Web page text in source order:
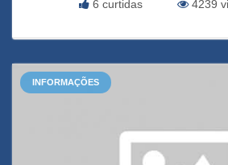
6 curtidas 4239
INFORMAÇÕES